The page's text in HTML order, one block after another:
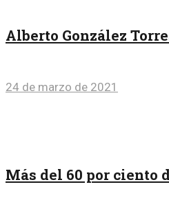
Alberto González
24 de marzo de 2021
Más del 60 por ciento